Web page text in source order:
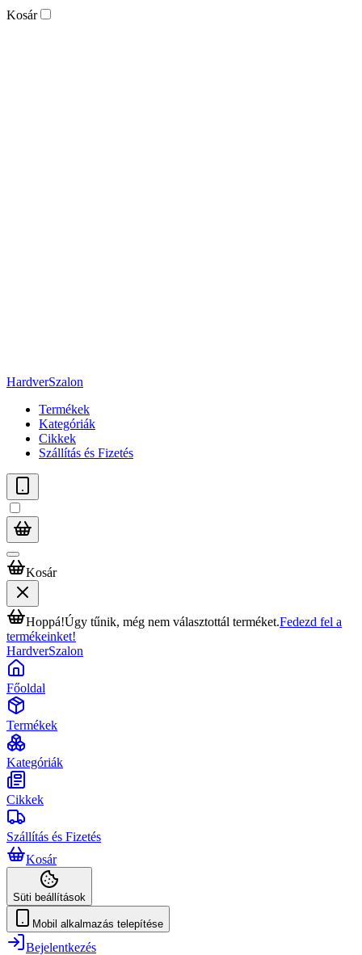
Kosár
HardverSzalon
Termékek
Kategóriák
Cikkek
Szállítás és Fizetés
Kosár
Hoppá!Úgy tűnik, még nem választottál terméket.Fedezd fel a
termékeinket!
HardverSzalon
Főoldal
Termékek
Kategóriák
Cikkek
Szállítás és Fizetés
Kosár
Süti beállítások
Mobil alkalmazás telepítése
Bejelentkezés